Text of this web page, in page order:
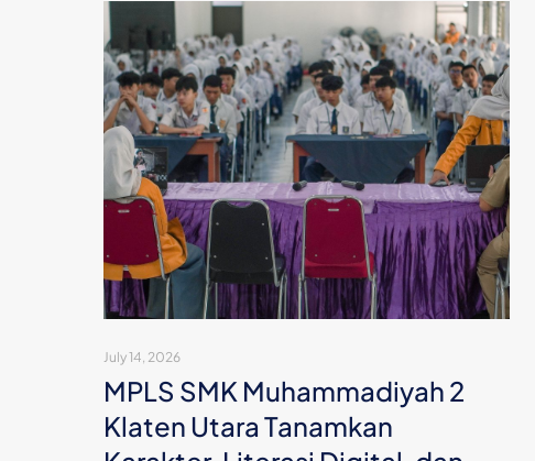
July 14, 2026
MPLS SMK Muhammadiyah 2
Klaten Utara Tanamkan